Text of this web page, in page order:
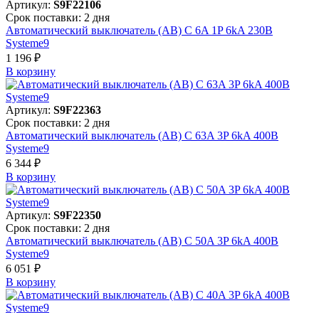
Артикул: S9F22106
Срок поставки: 2 дня
Автоматический выключатель (АВ) C 6A 1P 6kA 230В
Systeme9
1 196 ₽
В корзинy
Артикул: S9F22363
Срок поставки: 2 дня
Автоматический выключатель (АВ) C 63A 3P 6kA 400В
Systeme9
6 344 ₽
В корзинy
Артикул: S9F22350
Срок поставки: 2 дня
Автоматический выключатель (АВ) C 50A 3P 6kA 400В
Systeme9
6 051 ₽
В корзинy